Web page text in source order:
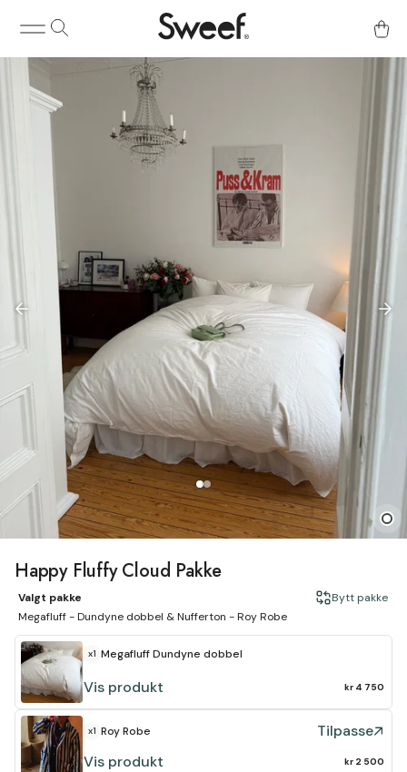
Kjøp & Info
Happy Fluffy Cloud Pakke
Valgt pakke
Bytt pakke
Megafluff - Dundyne dobbel & Nufferton - Roy Robe
x1 MegafluffDundyne dobbel
Vis produkt kr 4 750
x1 Roy Robe
Tilpasse
Vis produkt
kr 2 500